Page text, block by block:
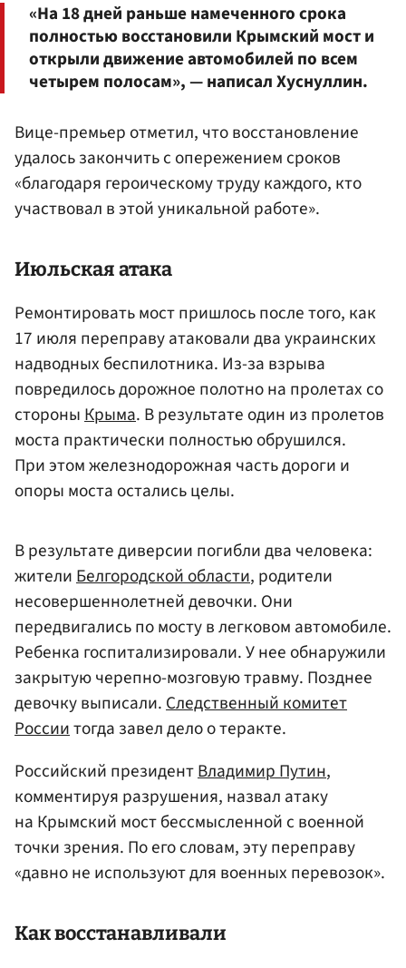
«На 18 дней раньше намеченного срока
полностью восстановили Крымский мост и
открыли движение автомобилей по всем
четырем полосам», — написал Хуснуллин.
Вице-премьер отметил, что восстановление
удалось закончить с опережением сроков
«благодаря героическому труду каждого, кто
участвовал в этой уникальной работе».
Июльская атака
Ремонтировать мост пришлось после того, как
17 июля переправу атаковали два украинских
надводных беспилотника. Из-за взрыва
повредилось дорожное полотно на пролетах со
стороныКрыма. В результате один из пролетов
моста практически полностью обрушился.
При этом железнодорожная часть дороги и
опоры моста остались целы.
В результате диверсии погибли два человека:
жителиБелгородской области, родители
несовершеннолетней девочки. Они
передвигались по мосту в легковом автомобиле.
Ребенка госпитализировали. У нее обнаружили
закрытую черепно-мозговую травму. Позднее
девочку выписали.Следственный комитет
Россиитогда завел дело о теракте.
Российский президентВладимир Путин,
комментируя разрушения, назвал атаку
на Крымский мост бессмысленной с военной
точки зрения. По его словам, эту переправу
«давно не используют для военных перевозок».
Как восстанавливали